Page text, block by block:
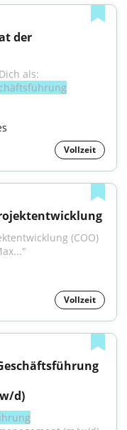
der
als:
Vollzeit
(COO)
Vollzeit
d)